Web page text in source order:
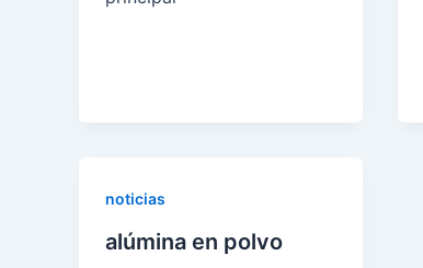
noticias
alúmina en polvo